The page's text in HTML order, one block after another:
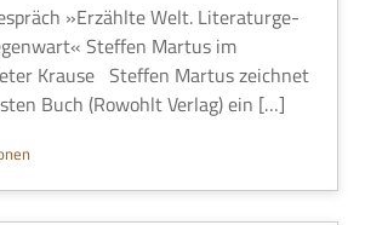
»Erzählte Welt. Lite­ra­tur­ge­
Stef­fen Mar­tus im
Krause Stef­fen Mar­tus zeich­net
Buch (Rowohlt Ver­lag) ein […]